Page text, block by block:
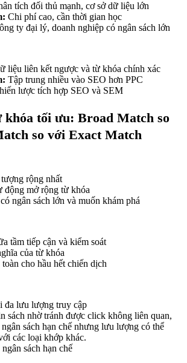
tích đối thủ mạnh, cơ sở dữ liệu lớn
Chi phí cao, cần thời gian học
ty đại lý, doanh nghiệp có ngân sách lớn
liệu liên kết ngược và từ khóa chính xác
Tập trung nhiều vào SEO hơn PPC
lược tích hợp SEO và SEM
tối ưu: Broad Match so
so với Exact Match
rộng nhất
động mở rộng từ khóa
ngân sách lớn và muốn khám phá
tầm tiếp cận và kiểm soát
của từ khóa
cho hầu hết chiến dịch
đa lưu lượng truy cập
sách nhờ tránh được click không liên quan,
sách hạn chế nhưng lưu lượng có thể
các loại khớp khác.
sách hạn chế